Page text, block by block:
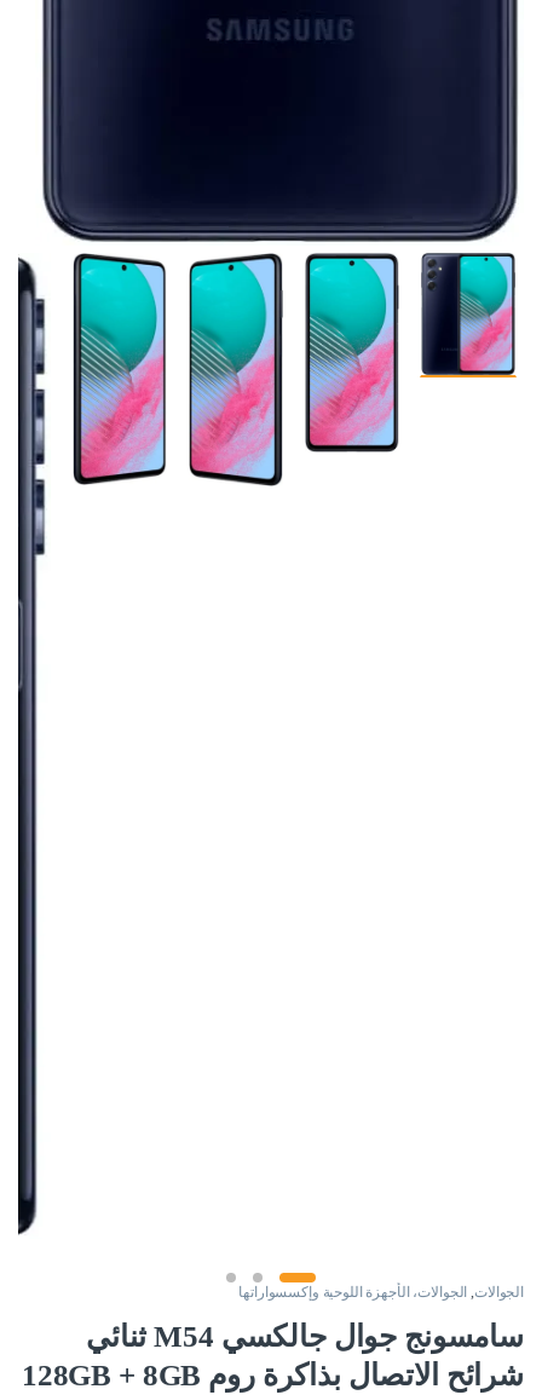
الجوالات الجوالات، الأجهزة اللوحية وإكسسواراتها
سامسونج جوال جالكسي M54 ثنائي
شرائح الاتصال بذاكرة روم 128GB + 8GB